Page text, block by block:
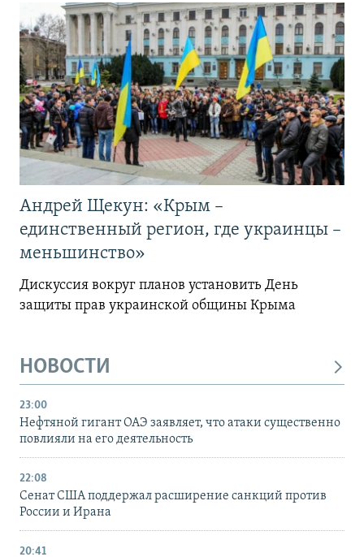
Андрей Щекун: «Крым –
единственный регион, где украинцы –
меньшинство»
Дискуссия вокруг планов установить День
защиты прав украинской общины Крыма
НОВОСТИ
23:00
Нефтяной гигант ОАЭ заявляет, что атаки существенно
повлияли на его деятельность
22:08
Сенат США поддержал расширение санкций против
России и Ирана
20:41